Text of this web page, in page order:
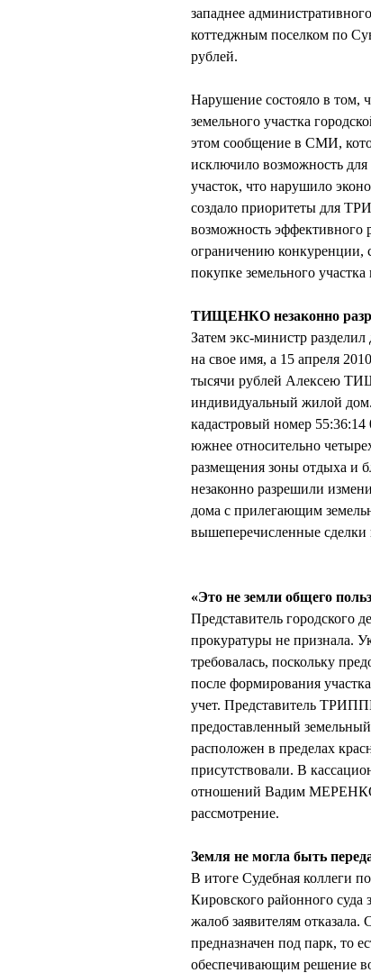
западнее
коттеджным поселком по
рублей.
Нарушение состояло в том,
земельного участка
этом сообщение в СМИ,
исключило возможность
участок, что нарушило
создало приоритеты для
возможность эффективного
ограничению конкуренции,
покупке земельного
ТИЩЕНКО незаконно
Затем экс-министр
на свое имя, а 15 апреля
тысячи рублей Алексею
индивидуальный жилой дом.
кадастровый номер
южнее относительно
размещения зоны отдыха и
незаконно разрешили
дома с прилегающим
вышеперечисленные сделки
«Это не земли общего
Представитель городского
прокуратуры не признала.
требовалась, поскольку
после формирования
учет. Представитель
предоставленный
расположен в пределах
присутствовали. В
отношений Вадим
рассмотрение.
Земля не могла быть
В итоге Судебная коллеги
Кировского районного
жалоб заявителям
предназначен под парк, то
обеспечивающим решение